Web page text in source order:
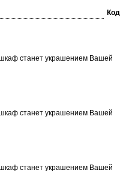
Код
станет украшением Вашей
станет украшением Вашей
станет украшением Вашей